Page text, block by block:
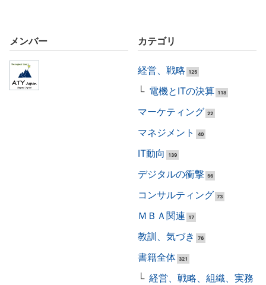
メンバー カテゴリ
経営、戦略 125
電機とITの決算 118
マーケティング 22
マネジメント 40
IT動向 139
デジタルの衝撃 56
コンサルティング 73
ＭＢＡ関連 17
教訓、気づき 76
書籍全体 321
経営、戦略、組織、実務